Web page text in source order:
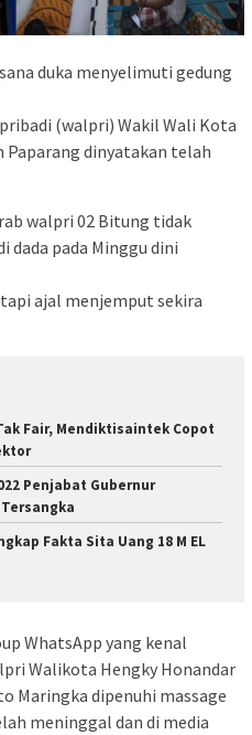
duka menyelimuti gedung
(walpri) Wakil Wali Kota
Paparang dinyatakan telah
walpri 02 Bitung tidak
pada Minggu dini
ajal menjemput sekira
Fair, Mendiktisaintek Copot
Penjabat Gubernur
Fakta Sita Uang 18 M EL
WhatsApp yang kenal
Walikota Hengky Honandar
Maringka dipenuhi massage
meninggal dan di media